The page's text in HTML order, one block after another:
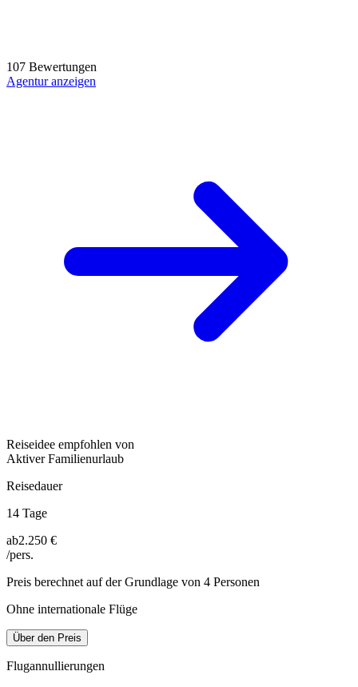
107 Bewertungen
Agentur anzeigen
Reiseidee empfohlen von
Aktiver Familienurlaub
Reisedauer
14 Tage
ab2.250 €
/pers.
Preis berechnet auf der Grundlage von 4 Personen
Ohne internationale Flüge
Über den Preis
Flugannullierungen